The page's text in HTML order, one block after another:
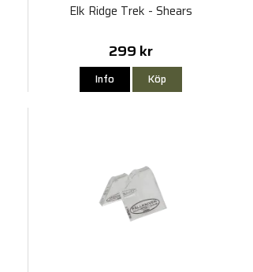
Elk Ridge Trek - Shears
299 kr
Info Köp